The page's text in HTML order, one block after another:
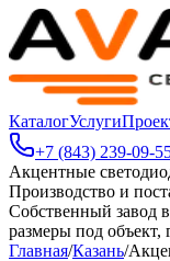
КаталогУслуги
+7 (843) 239-09-
Акцентные
Производство и
Собственный завод
размеры под объект,
Главная/Казань/